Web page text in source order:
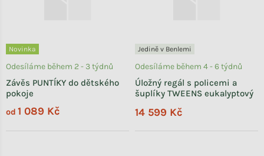
Novinka
Závěs PUNTÍKY do dětského
pokoje
Odesíláme během 2 - 3 týdnů
od 1 089 Kč
Jedině v Benlemi
Úložný regál s policemi a
šuplíky TWEENS eukalyptový
Odesíláme během 4 - 6 týdnů
14 599 Kč